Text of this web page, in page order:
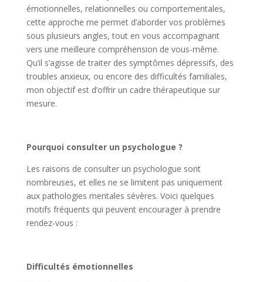
émotionnelles, relationnelles ou comportementales,
cette approche me permet d’aborder vos problèmes
sous plusieurs angles, tout en vous accompagnant
vers une meilleure compréhension de vous-même.
Qu’il s’agisse de traiter des symptômes dépressifs, des
troubles anxieux, ou encore des difficultés familiales,
mon objectif est d’offrir un cadre thérapeutique sur
mesure.
Pourquoi consulter un psychologue ?
Les raisons de consulter un psychologue sont
nombreuses, et elles ne se limitent pas uniquement
aux pathologies mentales sévères. Voici quelques
motifs fréquents qui peuvent encourager à prendre
rendez-vous :
Difficultés émotionnelles